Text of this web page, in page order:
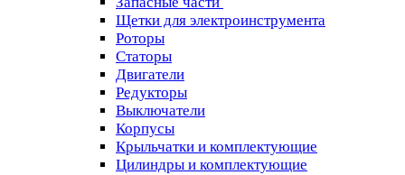
Щетки для электроинструмента
Роторы
Статоры
Двигатели
Редукторы
Выключатели
Корпусы
Крыльчатки и комплектующие
Цилиндры и комплектующие